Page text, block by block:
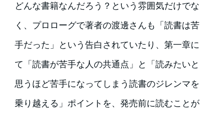
どんな書籍なんだろう？という雰囲気だけでな
く、プロローグで著者の渡邊さんも「読書は苦
手だった」という告白されていたり、第一章に
て「読書が苦手な人の共通点」と「読みたいと
思うほど苦手になってしまう読書のジレンマを
乗り越える」ポイントを、発売前に読むことが